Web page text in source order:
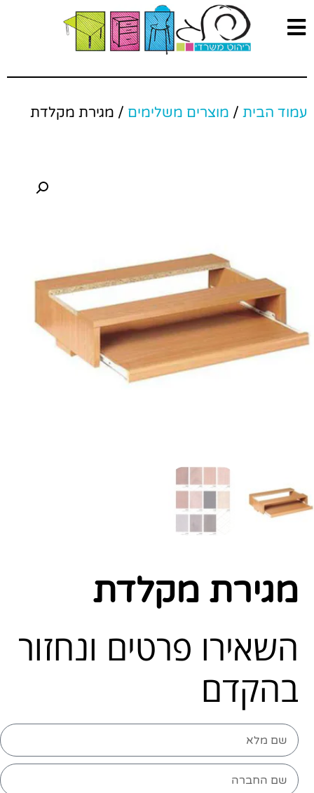
עמוד הבית/ מוצרים משלימים/ מגירת מקלדת
מגירת מקלדת
השאירו פרטים ונחזור
בהקדם